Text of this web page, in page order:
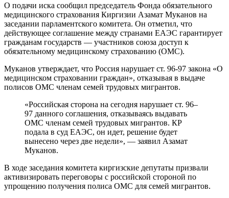
О подачи иска сообщил председатель Фонда обязательного
медицинского страхования Киргизии Азамат Муканов на
заседании парламентского комитета. Он отметил, что
действующее соглашение между странами ЕАЭС гарантирует
гражданам государств — участников союза доступ к
обязательному медицинскому страхованию (ОМС).
Муканов утверждает, что Россия нарушает ст. 96-97 закона «О
медицинском страховании граждан», отказывая в выдаче
полисов ОМС членам семей трудовых мигрантов.
«Российская сторона на сегодня нарушает ст. 96–
97 данного соглашения, отказываясь выдавать
ОМС членам семей трудовых мигрантов. КР
подала в суд ЕАЭС, он идет, решение будет
вынесено через две недели», — заявил Азамат
Муканов.
В ходе заседания комитета киргизские депутаты призвали
активизировать переговоры с российской стороной по
упрощению получения полиса ОМС для семей мигрантов.